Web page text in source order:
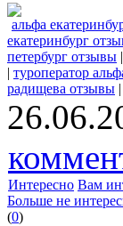
альфа
екатеринбург
петербург отзывы |
| туроператор
радищева отзывы |
Интересно Вам
Больше не
(0)